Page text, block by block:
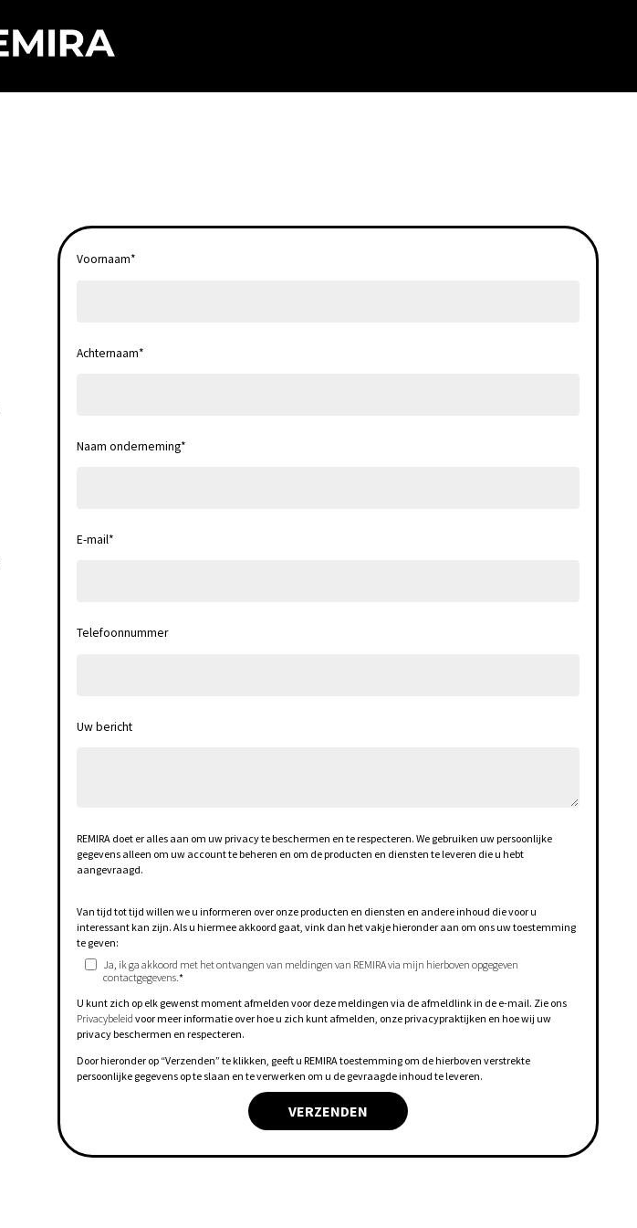
Voornaam*
Achternaam*
Naam onderneming*
E-mail*
Telefoonnummer
Uw bericht
REMIRA doet er alles aan om uw privacy te beschermen en te respecteren. We gebruiken uw persoonlijke
gegevens alleen om uw account te beheren en om de producten en diensten te leveren die u hebt
aangevraagd.
Van tijd tot tijd willen we u informeren over onze producten en diensten en andere inhoud die voor u
interessant kan zijn. Als u hiermee akkoord gaat, vink dan het vakje hieronder aan om ons uw toestemming
te geven:
Ja, ik ga akkoord met het ontvangen van meldingen van REMIRA via mijn hierboven opgegeven
contactgegevens.*
U kunt zich op elk gewenst moment afmelden voor deze meldingen via de afmeldlink in de e-mail. Zie ons
Privacybeleid voor meer informatie over hoe u zich kunt afmelden, onze privacypraktijken en hoe wij uw
privacy beschermen en respecteren.
Door hieronder op “Verzenden” te klikken, geeft u REMIRA toestemming om de hierboven verstrekte
persoonlijke gegevens op te slaan en te verwerken om u de gevraagde inhoud te leveren.